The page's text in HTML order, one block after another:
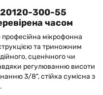
20120-300-55
часом
мікрофонна
та триножним
сценічного чи
регулюванню висоти
3/8", стійка сумісна з